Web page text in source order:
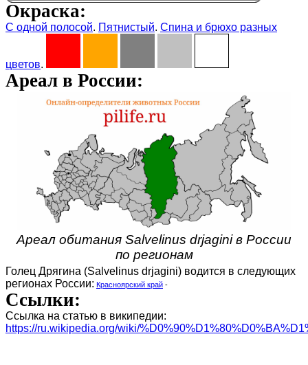
Окраска:
С одной полосой. Пятнистый. Спина и брюхо разных
цветов.
Ареал в России:
Ареал обитания Salvelinus drjagini в России
по регионам
Голец Дрягина (Salvelinus drjagini) водится в следующих
регионах России: Красноярский край -
Ссылки:
Ссылка на статью в википедии:
https://ru.wikipedia.org/wiki/